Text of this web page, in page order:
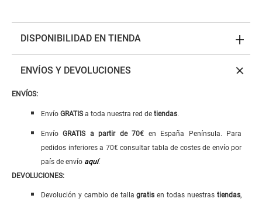
DISPONIBILIDAD EN TIENDA
ENVÍOS Y DEVOLUCIONES
ENVÍOS:
Envío GRATISa toda nuestra red de tiendas.
EnvíoGRATISapartir de 70€ en España Península. Para
pedidos inferiores a 70€ consultar tabla de costes de envío por
país de envío aquí.
DEVOLUCIONES:
Devolución y cambio de tallagratisen todas nuestrastiendas,